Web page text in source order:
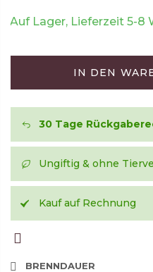
Auf Lager, Lieferzeit 5-8
IN DEN
30 Tage
Ungiftig & ohne
Kauf auf Rechnung
BRENNDAUER